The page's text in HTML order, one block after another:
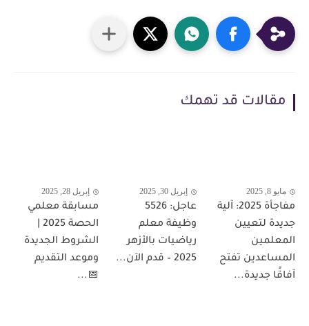
مقالات قد تهمك
مايو 8, 2025
مفاجأة 2025: آلية
جديدة لتعيين
المعلمين
المساعدين تفتح
آفاقًا جديدة...
إبريل 30, 2025
عاجل: 5526
وظيفة معلم
رياضيات بالأزهر
2025 – قدم الآن...
إبريل 28, 2025
مسابقة معلمي
الشروط الجديدة
وموعد التقديم
📅...